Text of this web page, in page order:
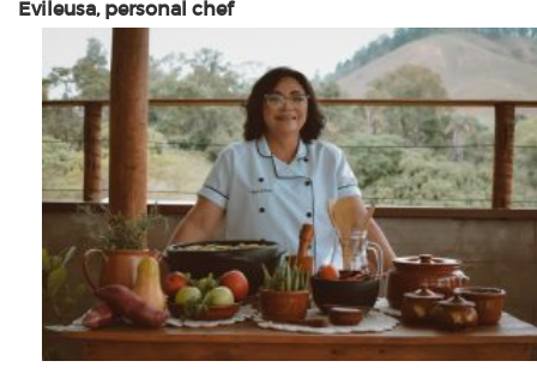
Evileusa, personal chef